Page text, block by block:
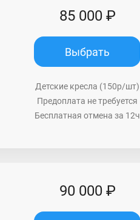
85 000 ₽
Выбрать
Детские кресла (150р/шт)
Предоплата не требуется
Бесплатная отмена за 12ч
90 000 ₽